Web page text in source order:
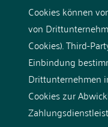
Cookies können
von
Cookies). Third-
Einbindung
Drittunternehmen
Cookies zur